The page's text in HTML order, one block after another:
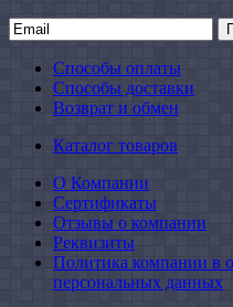
Способы оплаты
Способы доставки
Возврат и обмен
Каталог товаров
О Компании
Сертификаты
Отзывы о компании
Реквизиты
Политика компании в
персональных данных